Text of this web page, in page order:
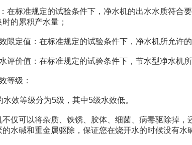
标准规定的试验条件下，净水机的出水水质符合
的累积产水量；
定值：在标准规定的试验条件下，净水机所允许的
价值：在标准规定的试验条件下，节水型净水机所
级：
等级分为5级，其中5级水效低。
可以将杂质、铁锈、胶体、细菌、病毒驱除掉，
水碱和重金属驱除，保证您在烧开水的时候没有水